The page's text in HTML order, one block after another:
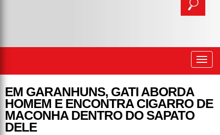
EM GARANHUNS, GATI ABORDA
HOMEM E ENCONTRA CIGARRO DE
MACONHA DENTRO DO SAPATO
DELE